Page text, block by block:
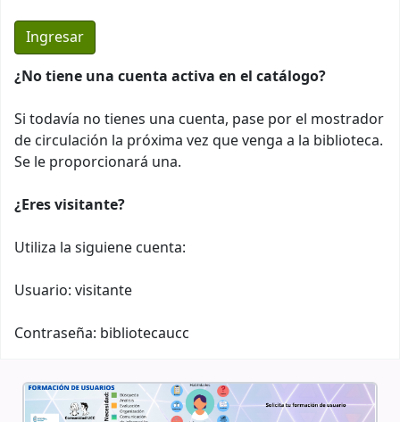
¿No tiene una cuenta activa en el catálogo?
Si todavía no tienes una cuenta, pase por el mostrador
de circulación la próxima vez que venga a la biblioteca.
Se le proporcionará una.
¿Eres visitante?
Utiliza la siguiene cuenta:
Usuario: visitante
Contraseña: bibliotecaucc